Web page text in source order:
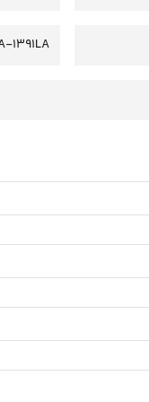
1391LA